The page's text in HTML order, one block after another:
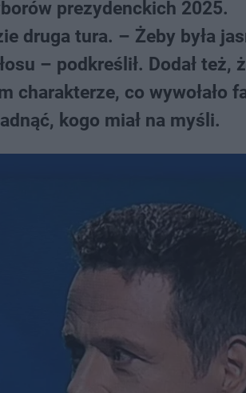
prezydenckich 2025.
druga tura. – Żeby była
– podkreślił. Dodał też,
charakterze, co wywołało
kogo miał na myśli.